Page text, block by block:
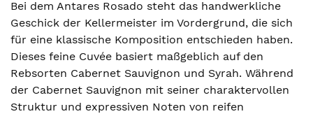
Bei dem Antares Rosado steht das handwerkliche
Geschick der Kellermeister im Vordergrund, die sich
für eine klassische Komposition entschieden haben.
Dieses feine Cuvée basiert maßgeblich auf den
Rebsorten Cabernet Sauvignon und Syrah. Während
der Cabernet Sauvignon mit seiner charaktervollen
Struktur und expressiven Noten von reifen